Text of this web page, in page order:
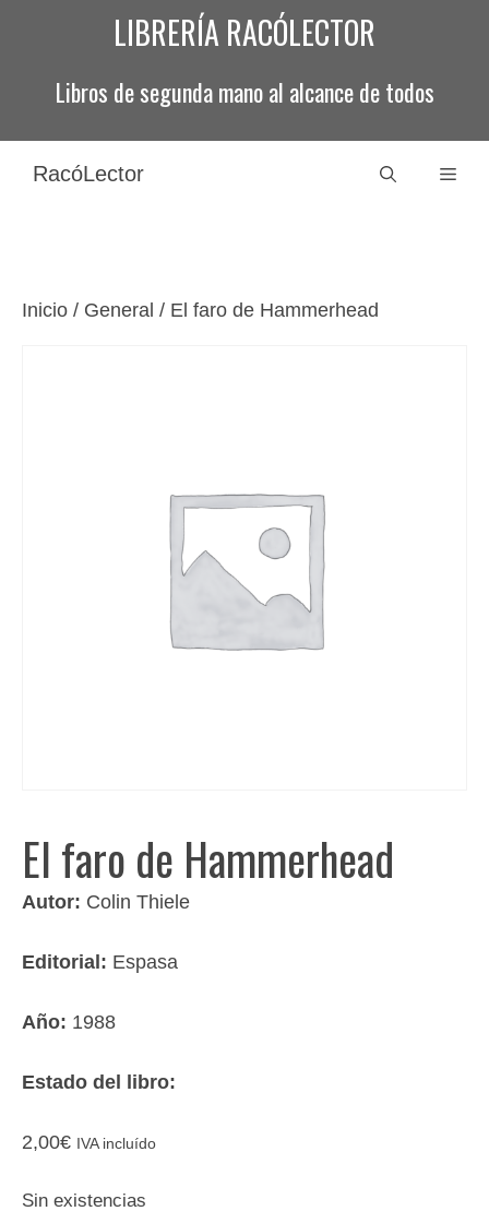
LIBRERÍA RACÓLECTOR
Libros de segunda mano al alcance de todos
RacóLector
Inicio / General / El faro de Hammerhead
El faro de Hammerhead
Autor: Colin Thiele
Editorial: Espasa
Año: 1988
Estado del libro:
2,00€ IVA incluído
Sin existencias